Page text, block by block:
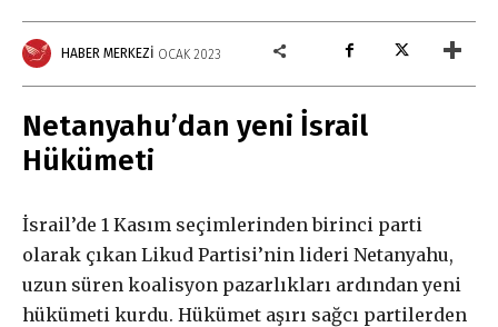
Gerçek ile
dayanışma aboneliği
Aboneliğiniz, otomatik olarak yenilenir.
seçebilirsiniz.
Abonelik süresi ne kadar?
HABER MERKEZI OCAK 2023
Netanyahu’dan yeni İsrail
Hükümeti
İsrail’de 1 Kasım seçimlerinden birinci parti
olarak çıkan Likud Partisi’nin lideri Netanyahu,
uzun süren koalisyon pazarlıkları ardındanyeni
hükümeti kurdu. Hükümet aşırı sağcı partilerden